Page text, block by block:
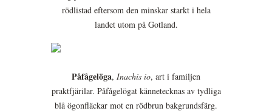
rödlistad eftersom den minskar starkt i hela
landet utom på Gotland.
Påfågelöga, Inachis io, art i familjen
praktfjärilar. Påfågelögat kännetecknas av tydliga
blå ögonfläckar mot en rödbrun bakgrundsfärg.